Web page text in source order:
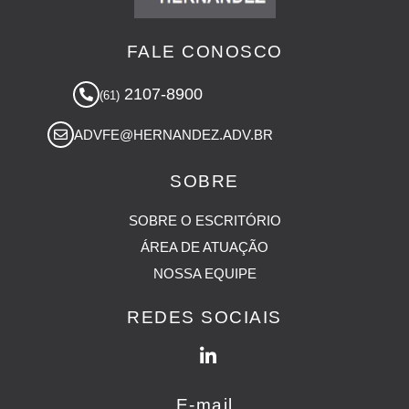
FALE CONOSCO
(61) 2107-8900
ADVFE@HERNANDEZ.ADV.BR
SOBRE
SOBRE O ESCRITÓRIO
ÁREA DE ATUAÇÃO
NOSSA EQUIPE
REDES SOCIAIS